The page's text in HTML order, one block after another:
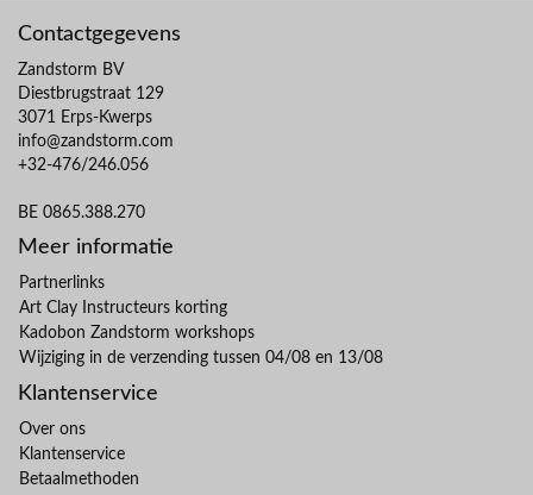
Contactgegevens
Zandstorm BV
Diestbrugstraat 129
3071 Erps-Kwerps
info@zandstorm.com
+32-476/246.056
BE 0865.388.270
Meer informatie
Partnerlinks
Art Clay Instructeurs korting
Kadobon Zandstorm workshops
Wijziging in de verzending tussen 04/08 en 13/08
Klantenservice
Over ons
Klantenservice
Betaalmethoden